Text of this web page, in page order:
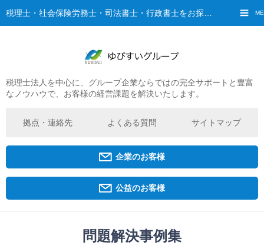
税理士法人を中心に、グループ企業ならではの完全サポートと豊富
なノウハウで、お客様の経営課題を解決いたします。
拠点・連絡先 よくある質問 サイトマップ
企業のお客様
公益のお客様
ご挨拶
グループ概要
ゆびすいのあゆみ
京都オフィス
問題解決事例集